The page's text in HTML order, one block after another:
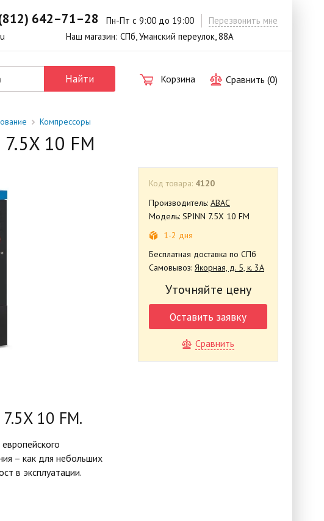
дня.
642–71–28 Пн-Пт с 9:00 до 19:00
Перезвонить мне
Наш магазин: СПб, Уманский переулок, 88А
Найти Корзина Сравнить (0)
Компрессоры
7.5X 10 FM
10 FM.
– как для небольших
в эксплуатации.
Код товара: 4120
Производитель: ABAC
Модель: SPINN 7.5X 10 FM
1-2 дня
Бесплатная доставка по СПб
Самовывоз: Якорная, д. 5, к. 3А
Уточняйте цену
Оставить заявку
Сравнить